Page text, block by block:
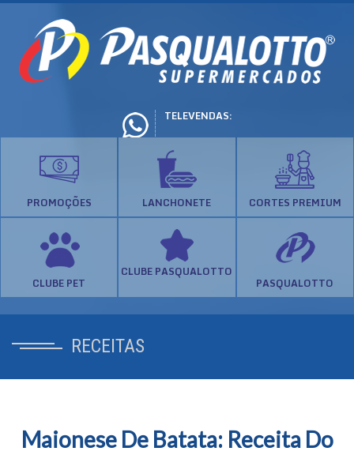
TELEVENDAS:
PROMOÇÕES LANCHONETE CORTES PREMIUM
CLUBE PET
CLUBE PASQUALOTTO
PASQUALOTTO
RECEITAS
Maionese De Batata: Receita Do